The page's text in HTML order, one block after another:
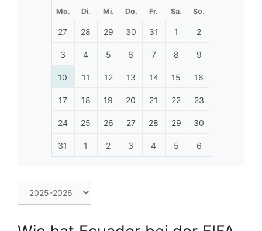
Mo. Di. Mi. Do. Fr. Sa. So.
27 28 29 30 31 1 2
3 4 5 6 7 8 9
10 11 12 13 14 15 16
17 18 19 20 21 22 23
24 25 26 27 28 29 30
31 1 2 3 4 5 6